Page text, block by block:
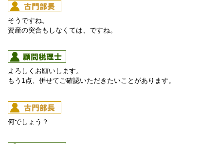
そうですね。
資産の突合もしなくては、ですね。
よろしくお願いします。
もう1点、併せてご確認いただきたいことがあります。
何でしょう？